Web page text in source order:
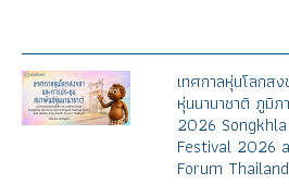
เทศกาลหุ่นโลกส
หุ่นนานาชาติ ภูมิภ
2026
Festival 2026
Forum Thailand